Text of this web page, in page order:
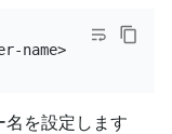
名を設定します